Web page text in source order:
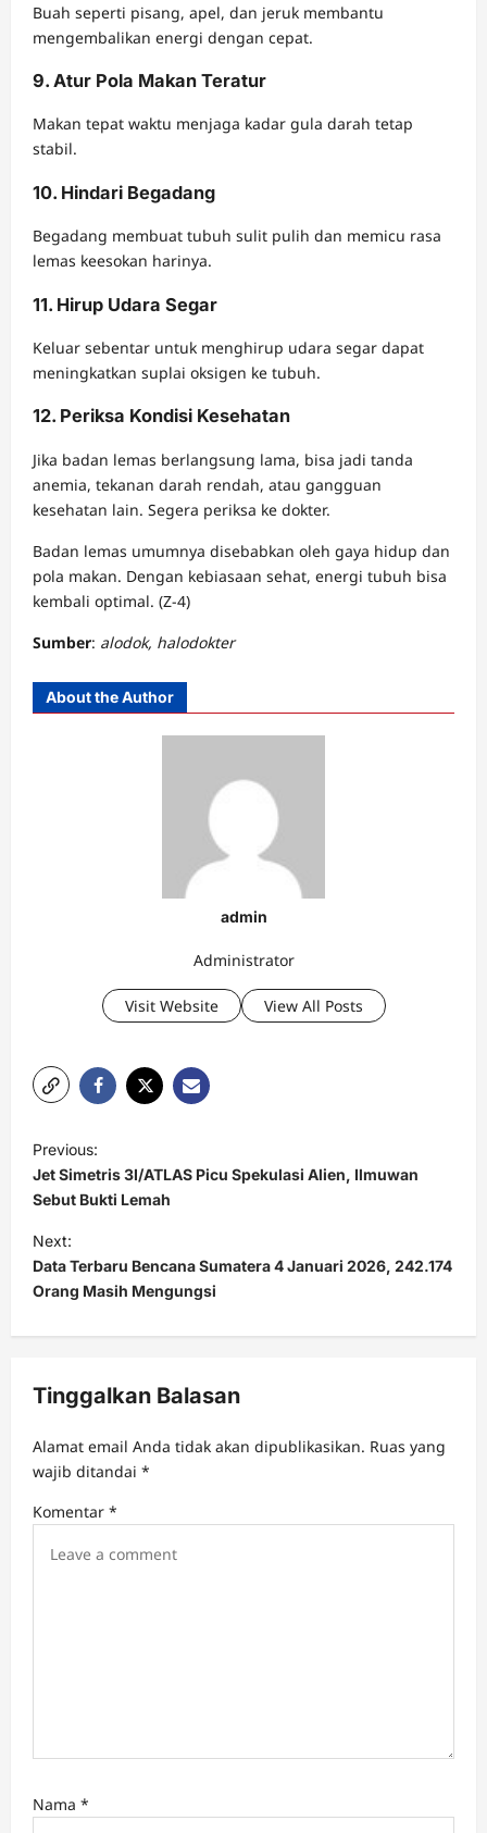
Buah seperti pisang, apel, dan jeruk membantu
mengembalikan energi dengan cepat.
9. Atur Pola Makan Teratur
Makan tepat waktu menjaga kadar gula darah tetap
stabil.
10. Hindari Begadang
Begadang membuat tubuh sulit pulih dan memicu rasa
lemas keesokan harinya.
11. Hirup Udara Segar
Keluar sebentar untuk menghirup udara segar dapat
meningkatkan suplai oksigen ke tubuh.
12. Periksa Kondisi Kesehatan
Jika badan lemas berlangsung lama, bisa jadi tanda
anemia, tekanan darah rendah, atau gangguan
kesehatan lain. Segera periksa ke dokter.
Badan lemas umumnya disebabkan oleh gaya hidup dan
pola makan. Dengan kebiasaan sehat, energi tubuh bisa
kembali optimal. (Z-4)
Sumber: alodok, halodokter
About the Author
admin
Administrator
Visit Website View All Posts
P
o
s
t
n
a
v
g
a
t
i
Previous:
Jet Simetris 3I/ATLAS Picu Spekulasi Alien, Ilmuwan
Sebut Bukti Lemah
Next:
Data Terbaru Bencana Sumatera 4 Januari 2026, 242.174
Orang Masih Mengungsi
Tinggalkan Balasan
Alamat email Anda tidak akan dipublikasikan. Ruas yang
wajib ditandai *
Komentar *
Nama *